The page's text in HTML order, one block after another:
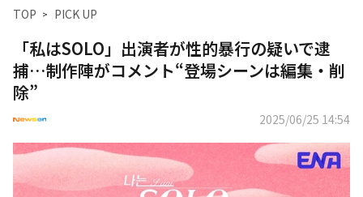
TOP PICK UP
「私はSOLO」出演者が性的暴行の疑いで逮
捕…制作陣がコメント“登場シーンは編集・削
除”
2025/06/25 14:54